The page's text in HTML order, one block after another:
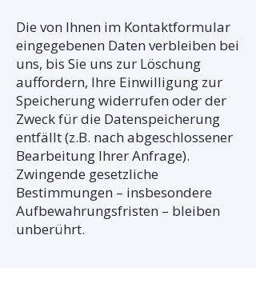
Die von Ihnen im Kontaktformular
eingegebenen Daten verbleiben bei
uns, bis Sie uns zur Löschung
auffordern, Ihre Einwilligung zur
Speicherung widerrufen oder der
Zweck für die Datenspeicherung
entfällt (z.B. nach abgeschlossener
Bearbeitung Ihrer Anfrage).
Zwingende gesetzliche
Bestimmungen – insbesondere
Aufbewahrungsfristen – bleiben
unberührt.